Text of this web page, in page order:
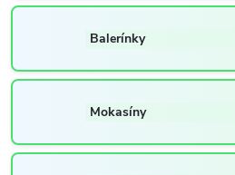
Balerínky
Mokasíny